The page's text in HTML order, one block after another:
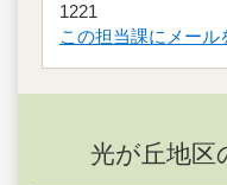
1221
この担当課にメール
光が丘地区